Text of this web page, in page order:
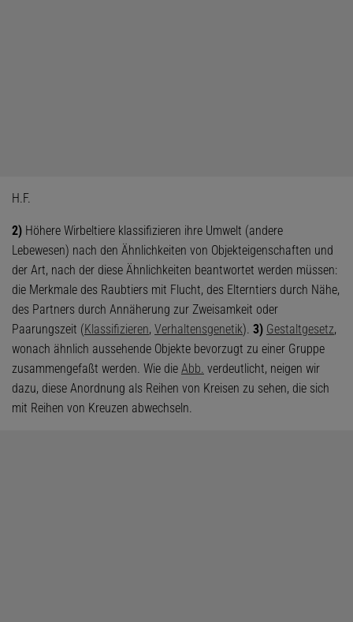
H.F.
2) Höhere Wirbeltiere klassifizieren ihre Umwelt (andere
Lebewesen) nach den Ähnlichkeiten von Objekteigenschaften und
der Art, nach der diese Ähnlichkeiten beantwortet werden müssen:
die Merkmale des Raubtiers mit Flucht, des Elterntiers durch Nähe,
des Partners durch Annäherung zur Zweisamkeit oder
Paarungszeit (Klassifizieren, Verhaltensgenetik). 3) Gestaltgesetz,
wonach ähnlich aussehende Objekte bevorzugt zu einer Gruppe
zusammengefaßt werden. Wie die Abb. verdeutlicht, neigen wir
dazu, diese Anordnung als Reihen von Kreisen zu sehen, die sich
mit Reihen von Kreuzen abwechseln.